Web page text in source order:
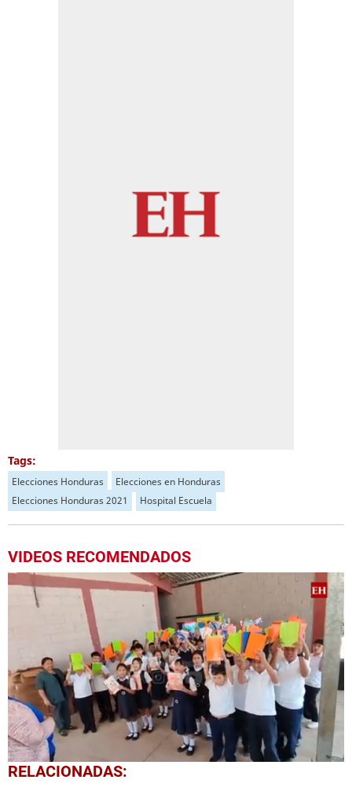
Tags:
Elecciones Honduras
Elecciones en Honduras
Elecciones Honduras 2021
Hospital Escuela
VIDEOS RECOMENDADOS
0
seconds
RELACIONADAS: